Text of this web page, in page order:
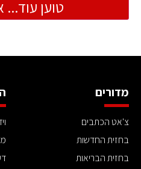
טוען
מדורים
צ'אט הכתבים
בחזית החדשות
בחזית הבריאות